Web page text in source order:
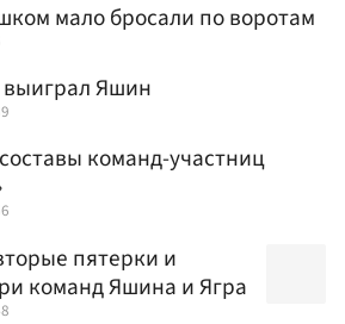
мало бросали по воротам
Яшин
команд-участниц
пятерки и
команд Яшина и Ягра